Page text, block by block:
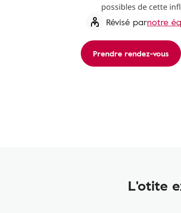
possibles de cette
Révisé parnotre
Prendre rendez-vous
L'otite